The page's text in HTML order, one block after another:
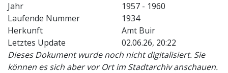
Jahr
1957 - 1960
Laufende Nummer
1934
Herkunft
Amt Buir
Letztes Update
02.06.26, 20:22
Dieses Dokument wurde noch nicht digitalisiert. Sie
können es sich aber vor Ort im Stadtarchiv anschauen.